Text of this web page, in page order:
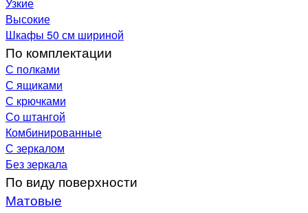
Высокие
Шкафы 50 см шириной
По комплектации
С полками
С ящиками
С крючками
Со штангой
Комбинированные
С зеркалом
Без зеркала
По виду поверхности
Матовые